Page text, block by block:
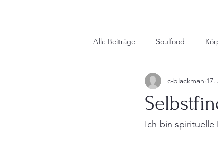
Alle Beiträge Soulfood
About Me c-blackman 17.
Ich bin spirituelle